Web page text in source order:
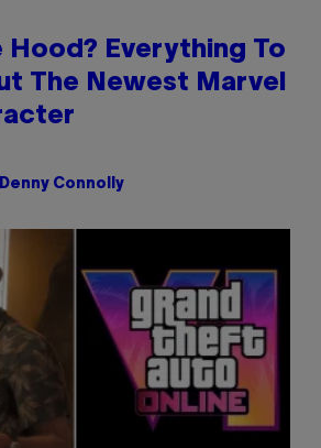
Hood? Everything To
The Newest Marvel
Denny Connolly